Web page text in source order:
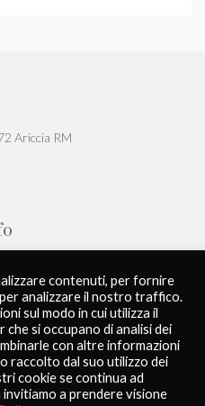
Ariccia RM
reservedPrivacy Policy
contenuti, per fornire
analizzare il nostro traffico.
sul modo in cui utilizza il
si occupano di analisi dei
con altre informazioni
raccolto dal suo utilizzo dei
cookie se continua ad
a prendere visione